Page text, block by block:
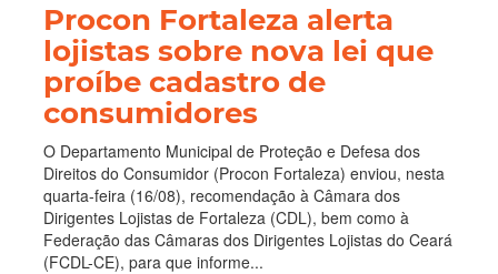
Procon Fortaleza alerta
lojistas sobre nova lei que
proíbe cadastro de
consumidores
O Departamento Municipal de Proteção e Defesa dos
Direitos do Consumidor (Procon Fortaleza) enviou, nesta
quarta-feira (16/08), recomendação à Câmara dos
Dirigentes Lojistas de Fortaleza (CDL), bem como à
Federação das Câmaras dos Dirigentes Lojistas do Ceará
(FCDL-CE), para que informe...